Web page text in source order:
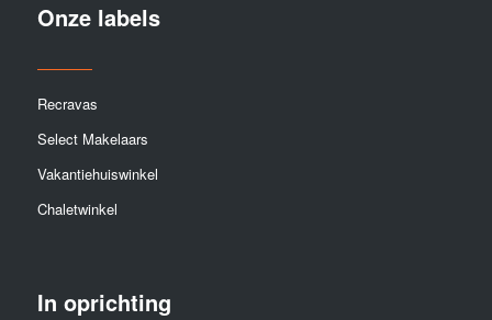
Onze labels
Recravas
Select Makelaars
Vakantiehuiswinkel
Chaletwinkel
In oprichting